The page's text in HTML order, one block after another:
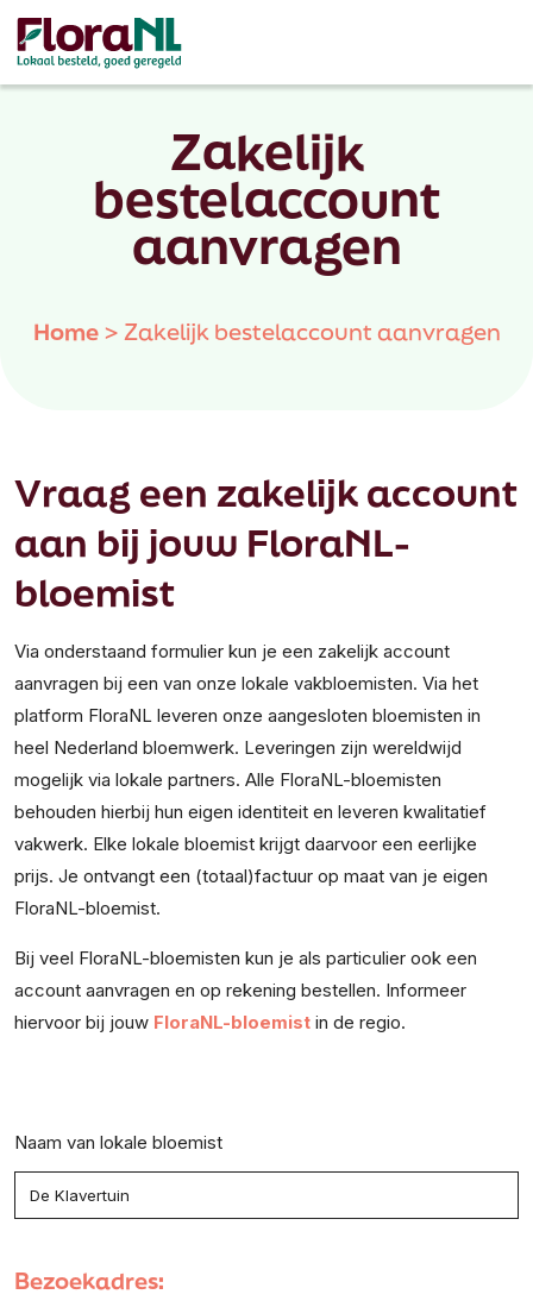
Zakelijk
bestelaccount
aanvragen
Home>Zakelijk bestelaccount aanvragen
Vraag een zakelijk account
aan bij jouw FloraNL-
bloemist
Via onderstaand formulier kun je een zakelijk account
aanvragen bij een van onze lokale vakbloemisten. Via het
platform FloraNL leveren onze aangesloten bloemisten in
heel Nederland bloemwerk. Leveringen zijn wereldwijd
mogelijk via lokale partners. Alle FloraNL-bloemisten
behouden hierbij hun eigen identiteit en leveren kwalitatief
vakwerk. Elke lokale bloemist krijgt daarvoor een eerlijke
prijs. Je ontvangt een (totaal)factuur op maat van je eigen
FloraNL-bloemist.
Bij veel FloraNL-bloemisten kun je als particulier ook een
account aanvragen en op rekening bestellen. Informeer
hiervoor bij jouw FloraNL-bloemist in de regio.
Naam van lokale bloemist
Bezoekadres: